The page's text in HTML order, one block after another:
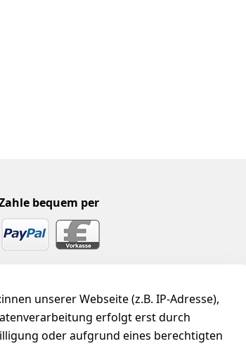
unserer Webseite (z.B. IP-Adresse),
erfolgt erst durch
oder aufgrund eines berechtigten
bequem per